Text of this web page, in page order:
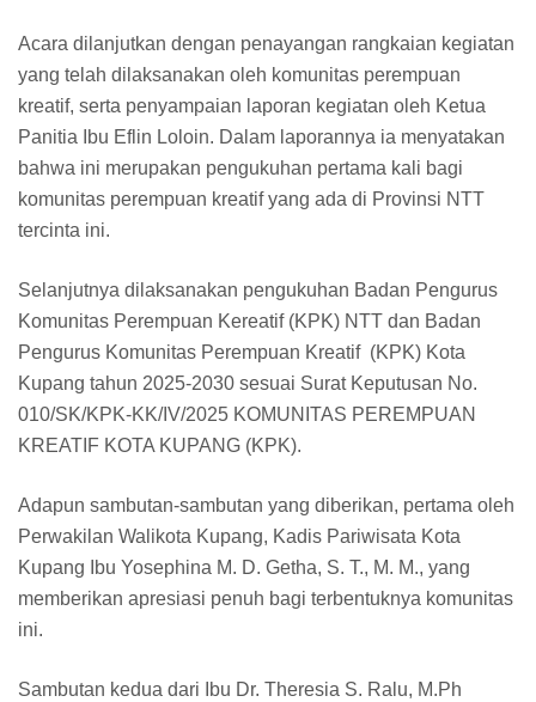
Acara dilanjutkan dengan penayangan rangkaian kegiatan
yang telah dilaksanakan oleh komunitas perempuan
kreatif, serta penyampaian laporan kegiatan oleh Ketua
Panitia Ibu Eflin Loloin. Dalam laporannya ia menyatakan
bahwa ini merupakan pengukuhan pertama kali bagi
komunitas perempuan kreatif yang ada di Provinsi NTT
tercinta ini.
Selanjutnya dilaksanakan pengukuhan Badan Pengurus
Komunitas Perempuan Kereatif (KPK) NTT dan Badan
Pengurus Komunitas Perempuan Kreatif (KPK) Kota
Kupang tahun 2025-2030 sesuai Surat Keputusan No.
010/SK/KPK-KK/IV/2025 KOMUNITAS PEREMPUAN
KREATIF KOTA KUPANG (KPK).
Adapun sambutan-sambutan yang diberikan, pertama oleh
Perwakilan Walikota Kupang, Kadis Pariwisata Kota
Kupang Ibu Yosephina M. D. Getha, S. T., M. M., yang
memberikan apresiasi penuh bagi terbentuknya komunitas
ini.
Sambutan kedua dari Ibu Dr. Theresia S. Ralu, M.Ph